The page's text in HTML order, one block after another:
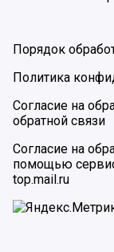
Порядок
Политика
Согласие на
обратной связи
Согласие на
помощью
top.mail.ru